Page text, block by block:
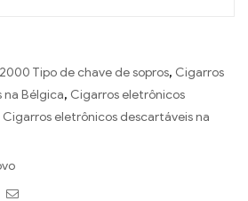
Tipo de chave de sopros, Cigarros
​​na Bélgica, Cigarros eletrônicos
Cigarros eletrônicos descartáveis ​​na
Twitter
E-